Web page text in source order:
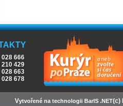
028 666
210 429
028 663
028 678
Vytvořené na technologii BarIS .NET(c)